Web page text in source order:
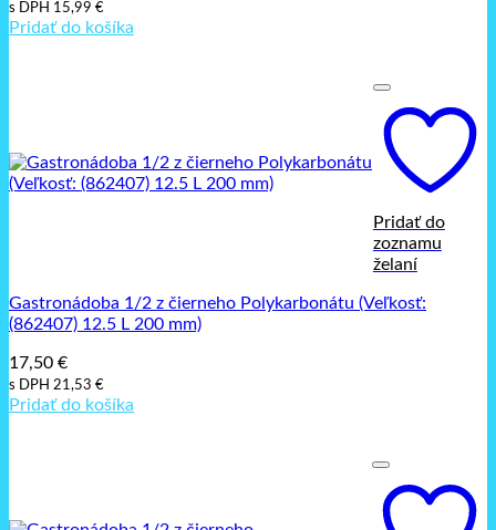
s DPH 15,99 €
Pridať do košíka
Pridať do
zoznamu
želaní
Gastronádoba 1/2 z čierneho Polykarbonátu (Veľkosť:
(862407) 12.5 L 200 mm)
17,50 €
s DPH 21,53 €
Pridať do košíka